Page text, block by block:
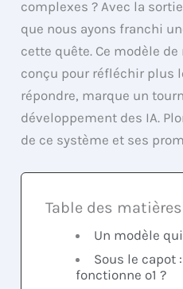
complexes ? Avec la sortie
que nous ayons franchi
cette quête. Ce modèle
conçu pour réfléchir plus
répondre, marque un
développement des IA.
de ce système et ses
Table des matières
Un modèle
Sous le capot
fonctionne o1 ?